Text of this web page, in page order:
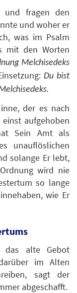
und fragen den
und woher er
was im Psalm
mit den Worten
Melchisedeks
Du bist
der es nach
aufgehoben
Sein Amt als
unauflöslichen
solange Er lebt,
wird nie
so lange
wie Er
das alte Gebot
im Alten
sagt der
abgeschafft.